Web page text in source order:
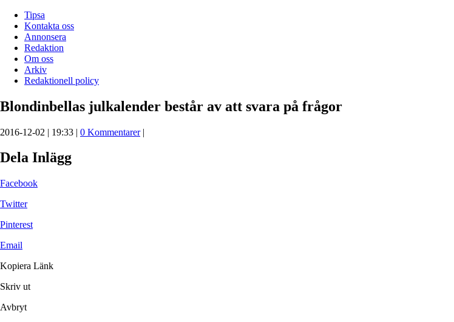
Tipsa
Kontakta oss
Annonsera
Redaktion
Om oss
Arkiv
Redaktionell policy
Blondinbellas julkalender består av att svara på frågor
2016-12-02 | 19:33 | 0 Kommentarer|
Dela Inlägg
Facebook
Twitter
Pinterest
Email
Kopiera Länk
Skriv ut
Avbryt